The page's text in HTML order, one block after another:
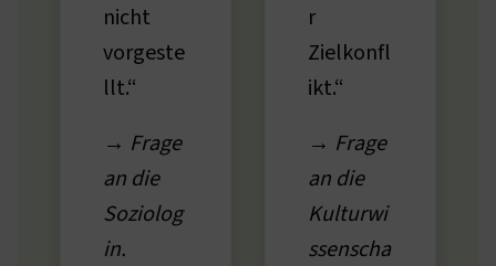
nicht
vorgeste
llt.“
→ Frage
an die
Soziolog
in.
r
Zielkonfl
ikt.“
→ Frage
an die
Kulturwi
ssenscha